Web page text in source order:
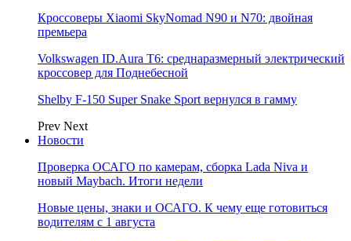
Кроссоверы Xiaomi SkyNomad N90 и N70: двойная
премьера
Volkswagen ID.Aura T6: среднаразмерный электрический
кроссовер для Поднебесной
Shelby F-150 Super Snake Sport вернулся в гамму
Prev Next
Новости
Проверка ОСАГО по камерам, сборка Lada Niva и
новый Maybach. Итоги недели
Новые цены, знаки и ОСАГО. К чему еще готовиться
водителям с 1 августа